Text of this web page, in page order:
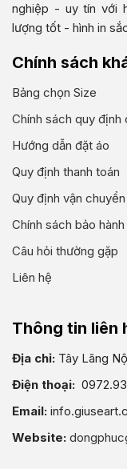
nghiệp - uy tín với
lượng tốt - hình in
Chính sách
Bảng chọn Size
Chính sách quy định
Hướng dẫn đặt áo
Quy định thanh toán
Quy định vận chuyển
Chính sách bảo
Câu hỏi thường gặp
Liên hệ
Thông tin liên
Địa chỉ: Tây Lãng
Điện thoại:
Email:
Website: